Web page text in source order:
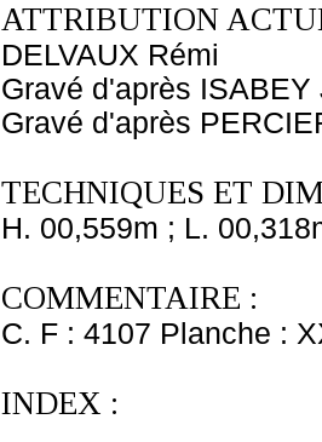
ATTRIBUTION
DELVAUX Rémi
Gravé d'après
Gravé d'après
TECHNIQUES ET
H. 00,559m ; L.
COMMENTAIRE :
C. F : 4107 Planche :
INDEX :